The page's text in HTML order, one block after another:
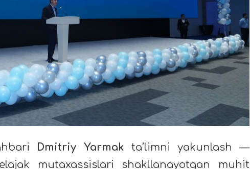
Dmitriy Yarmak ta’limni yakunlash —
mutaxassislari shakllanayotgan muhit